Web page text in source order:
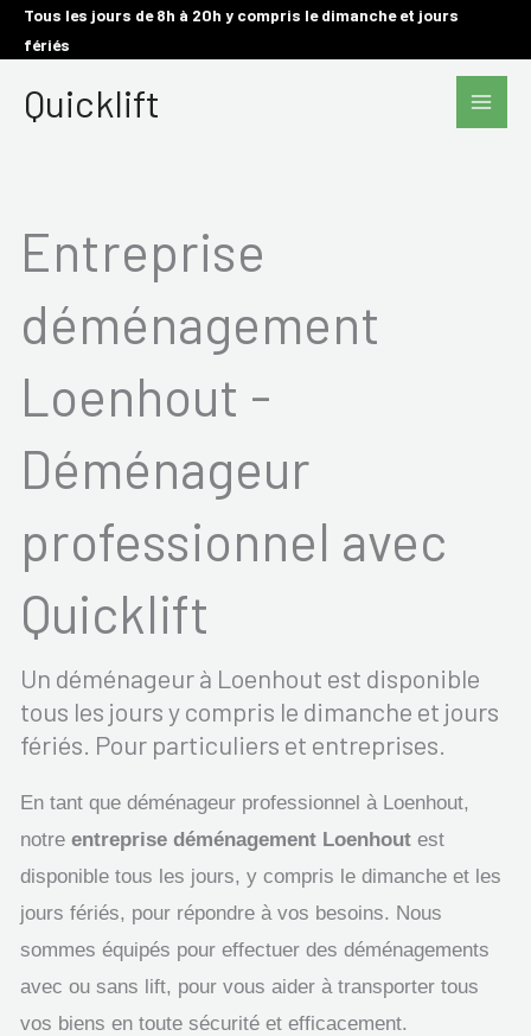
AllerTous les jours de 8h à 20h y compris le dimanche et jours
fériés
Quicklift
Main
Entreprise
déménagement
Loenhout -
Déménageur
professionnel avec
Quicklift
Un déménageur à Loenhout est disponible
tous les jours y compris le dimanche et jours
fériés. Pour particuliers et entreprises.
En tant que déménageur professionnel à Loenhout,
notre entreprise déménagement Loenhout est
disponible tous les jours, y compris le dimanche et les
jours fériés, pour répondre à vos besoins. Nous
sommes équipés pour effectuer des déménagements
avec ou sans lift, pour vous aider à transporter tous
vos biens en toute sécurité et efficacement.